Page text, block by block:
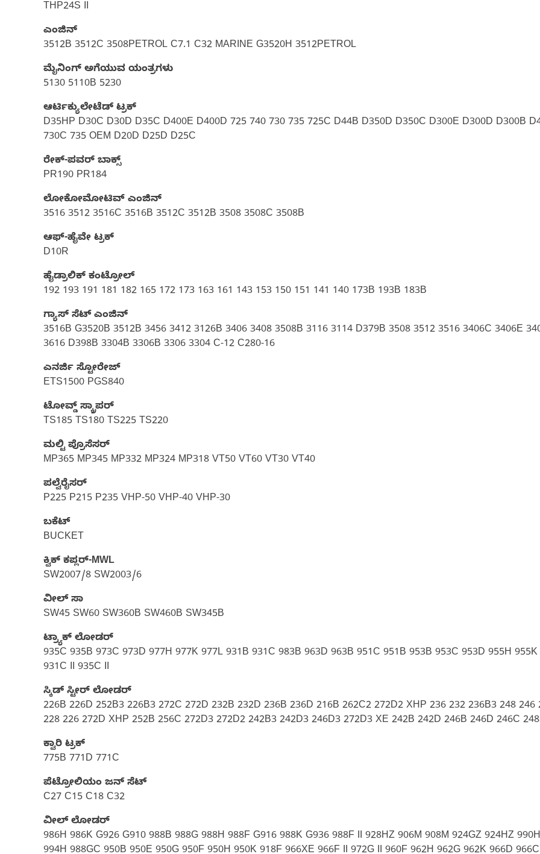
THP24S II
ಎಂಜಿನ್
3512B 3512C 3508PETROL C7.1 C32 MARINE G3520H 3512PETROL
ಮೈನಿಂಗ್ ಅಗೆಯುವ ಯಂತ್ರಗಳು
5130 5110B 5230
ಆರ್ಟಿಕ್ಯುಲೇಟೆಡ್ ಟ್ರಕ್
D35HP D30C D30D D35C D400E D400D 725 740 730 735 725C D44B D350D D350C D300E D300D D300B
730C 735 OEM D20D D25D D25C
ರೇಕ್-ಪವರ್ ಬಾಕ್ಸ್
PR190 PR184
ಲೋಕೋಮೋಟಿವ್ ಎಂಜಿನ್
3516 3512 3516C 3516B 3512C 3512B 3508 3508C 3508B
ಆಫ್-ಹೈವೇ ಟ್ರಕ್​
D10R
ಹೈಡ್ರಾಲಿಕ್ ಕಂಟ್ರೋಲ್
192 193 191 181 182 165 172 173 163 161 143 153 150 151 141 140 173B 193B 183B
ಗ್ಯಾಸ್‌ ಸೆಟ್‌ ಎಂಜಿನ್
3516B G3520B 3512B 3456 3412 3126B 3406 3408 3508B 3116 3114 D379B 3508 3512 3516 3406C 3406E
3616 D398B 3304B 3306B 3306 3304 C-12 C280-16
ಎನರ್ಜಿ ಸ್ಟೋರೇಜ್
ETS1500 PGS840
ಟೋವ್ಡ್ ಸ್ಕ್ರಾಪರ್
TS185 TS180 TS225 TS220
ಮಲ್ಟಿ ಪ್ರೊಸೆಸರ್
MP365 MP345 MP332 MP324 MP318 VT50 VT60 VT30 VT40
ಪಲ್ವೆರೈಸರ್
P225 P215 P235 VHP-50 VHP-40 VHP-30
ಬಕೆಟ್
BUCKET
ಕ್ವಿಕ್ ಕಪ್ಲರ್‌-MWL
SW2007/8 SW2003/6
ವೀಲ್ ಸಾ
SW45 SW60 SW360B SW460B SW345B
ಟ್ರ್ಯಾಕ್ ಲೋಡರ್
935C 935B 973C 973D 977H 977K 977L 931B 931C 983B 963D 963B 951C 951B 953B 953C 953D 955H
931C II 935C II
ಸ್ಕಿಡ್ ಸ್ಟೀರ್ ಲೋಡರ್
226B 226D 252B3 226B3 272C 272D 232B 232D 236B 236D 216B 262C2 272D2 XHP 236 232 236B3 248
228 226 272D XHP 252B 256C 272D3 272D2 242B3 242D3 246D3 272D3 XE 242B 242D 246B 246D 246C
ಕ್ವಾರಿ ಟ್ರಕ್
775B 771D 771C
ಪೆಟ್ರೋಲಿಯಂ ಜನ್ ಸೆಟ್‌
C27 C15 C18 C32
ವೀಲ್ ಲೋಡರ್
986H 986K G926 G910 988B 988G 988H 988F G916 988K G936 988F II 928HZ 906M 908M 924GZ 924HZ
994H 988GC 950B 950E 950G 950F 950H 950K 918F 966XE 966F II 972G II 960F 962H 962G 962K 966D